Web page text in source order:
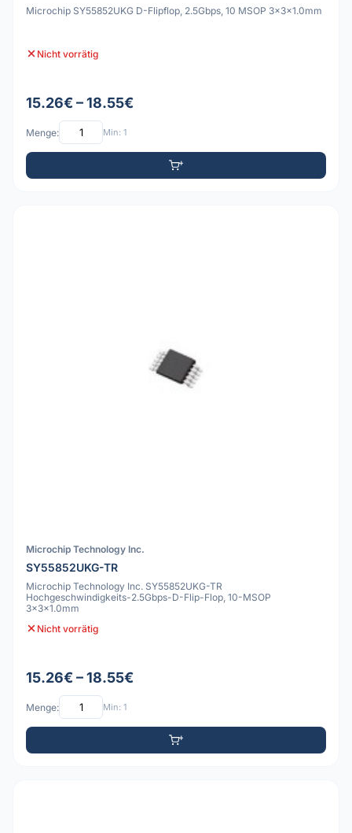
Microchip SY55852UKG D-Flipflop, 2.5Gbps, 10 MSOP 3x3x1.0mm
Nicht vorrätig
15.26€ – 18.55€
Menge: Min: 1
Microchip Technology Inc.
SY55852UKG-TR
Microchip Technology Inc. SY55852UKG-TR
Hochgeschwindigkeits-2.5Gbps-D-Flip-Flop, 10-MSOP
3x3x1.0mm
Nicht vorrätig
15.26€ – 18.55€
Menge: Min: 1